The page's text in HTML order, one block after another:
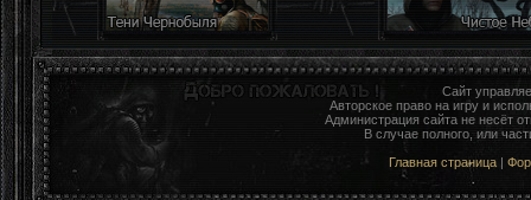
Сайт
Авторское право на игру и
Администрация сайта не несёт
В случае полного, или
Главная страница |